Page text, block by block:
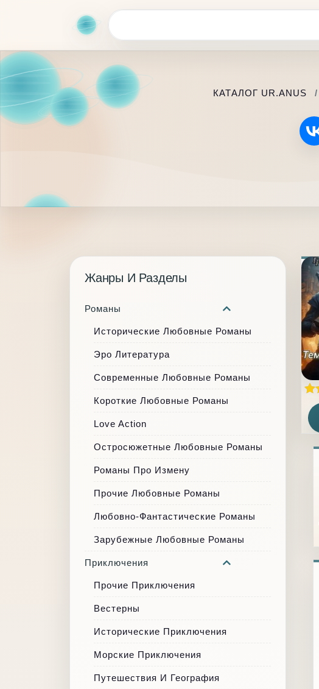
КАТАЛОГ UR.ANUS
Жанры И Разделы
Романы
Исторические Любовные Романы
Эро Литература
Современные Любовные Романы
Короткие Любовные Романы
Love Action
Остросюжетные Любовные Романы
Романы Про Измену
Прочие Любовные Романы
Любовно-Фантастические Романы
Зарубежные Любовные Романы
Приключения
Прочие Приключения
Вестерны
Исторические Приключения
Морские Приключения
Путешествия И География